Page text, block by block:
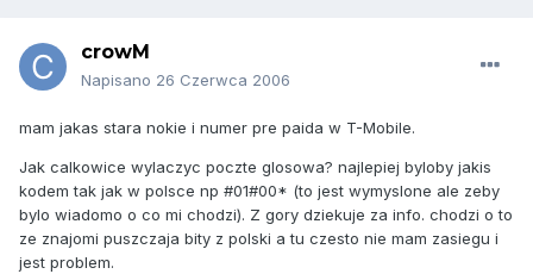
crowM
Napisano 26 Czerwca 2006
mam jakas stara nokie i numer pre paida w T-Mobile.
Jak calkowice wylaczyc poczte glosowa? najlepiej byloby jakis
kodem tak jak w polsce np #01#00* (to jest wymyslone ale zeby
bylo wiadomo o co mi chodzi). Z gory dziekuje za info. chodzi o to
ze znajomi puszczaja bity z polski a tu czesto nie mam zasiegu i
jest problem.